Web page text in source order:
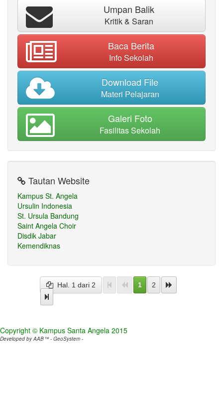
Umpan Balik
Kritik & Saran
Baca Berita
Info Sekolah
Download File
Materi Pelajaran
Galeri Foto
Fasilitas Sekolah
Tautan Website
Kampus St. Angela
Ursulin Indonesia
St. Ursula Bandung
Saint Angela Choir
Disdik Jabar
Kemendiknas
Hal. 1 dari 2 1 2
Copyright © Kampus Santa Angela 2015
Developed by AAB™ - GeoSystem -